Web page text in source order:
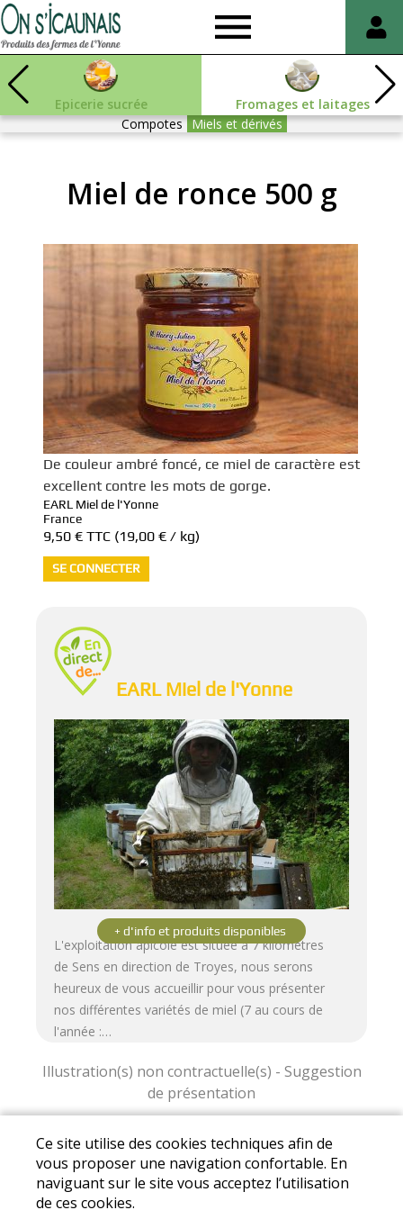
Epicerie sucrée
Fromages et laitages
Compotes Miels et dérivés
Miel de ronce 500 g
De couleur ambré foncé, ce miel de caractère est
excellent contre les mots de gorge.
EARL Miel de l'Yonne
France
9,50 € TTC (19,00 € / kg)
SE CONNECTER
EARL Miel de l'Yonne
L'exploitation apicole est située à 7 kilomètres
de Sens en direction de Troyes, nous serons
heureux de vous accueillir pour vous présenter
nos différentes variétés de miel (7 au cours de
l'année :…
Mail :dmrouyer@free.fr - Tél. : 06 34 49 66 48
Mentions légales |Conditions Générales de Vente
|Protection des données personnelles
Ce site utilise des cookies techniques afin de
vous proposer une navigation confortable. En
naviguant sur le site vous acceptez l’utilisation
de ces cookies.